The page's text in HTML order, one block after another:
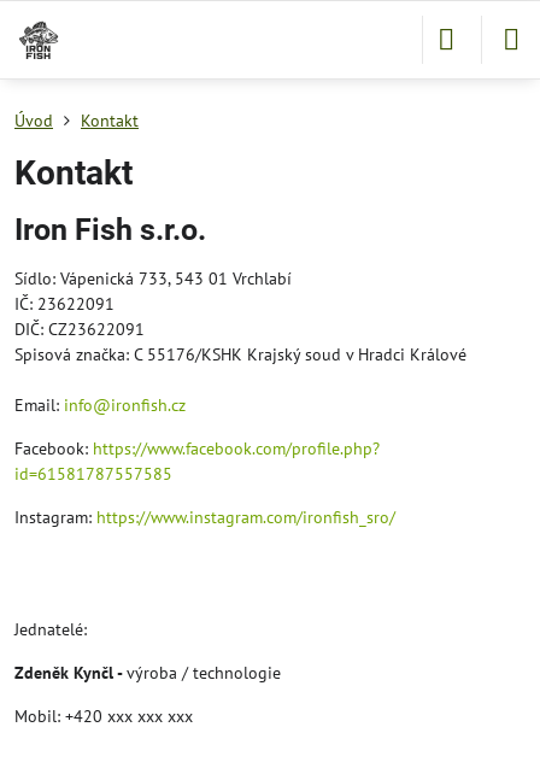
Úvod Kontakt
Kontakt
Iron Fish s.r.o.
Sídlo: Vápenická 733, 543 01 Vrchlabí
IČ: 23622091
DIČ: CZ23622091
Spisová značka: C 55176/KSHK Krajský soud v Hradci Králové
Email: info@ironfish.cz
Facebook: https://www.facebook.com/profile.php?
id=61581787557585
Instagram: https://www.instagram.com/ironfish_sro/
Jednatelé:
Zdeněk Kynčl -výroba / technologie
Mobil: +420 xxx xxx xxx